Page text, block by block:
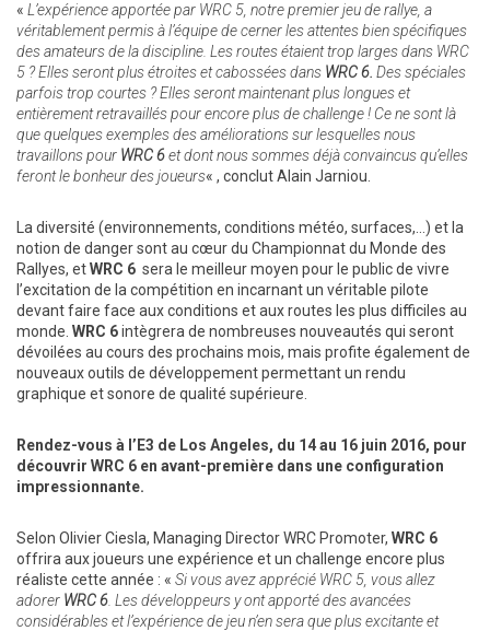
« L’expérience apportée par WRC 5, notre premier jeu de rallye, a
véritablement permis à l’équipe de cerner les attentes bien spécifiques
des amateurs de la discipline. Les routes étaient trop larges dans WRC
5 ? Elles seront plus étroites et cabossées dans WRC 6. Des spéciales
parfois trop courtes ? Elles seront maintenant plus longues et
entièrement retravaillés pour encore plus de challenge ! Ce ne sont là
que quelques exemples des améliorations sur lesquelles nous
travaillons pour WRC 6et dont nous sommes déjà convaincus qu’elles
feront le bonheur des joueurs« , conclut Alain Jarniou.
La diversité (environnements, conditions météo, surfaces,…) et la
notion de danger sont au cœur du Championnat du Monde des
Rallyes, etWRC 6 sera le meilleur moyen pour le public de vivre
l’excitation de la compétition en incarnant un véritable pilote
devant faire face aux conditions et aux routes les plus difficiles au
monde. WRC 6intègrera de nombreuses nouveautés qui seront
dévoilées au cours des prochains mois, mais profite également de
nouveaux outils de développement permettant un rendu
graphique et sonore de qualité supérieure.
Rendez-vous à l’E3 de Los Angeles, du 14 au 16 juin 2016, pour
découvrir WRC 6 en avant-première dans une configuration
impressionnante.
Selon Olivier Ciesla, Managing Director WRC Promoter, WRC 6
offrira aux joueurs une expérience et un challenge encore plus
réaliste cette année : « Si vous avez apprécié WRC 5, vous allez
adorer WRC 6 . Les développeurs y ont apporté des avancées
considérables et l’expérience de jeu n’en sera que plus excitante et